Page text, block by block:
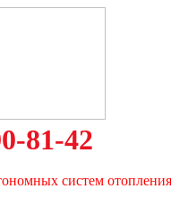
81-42
систем